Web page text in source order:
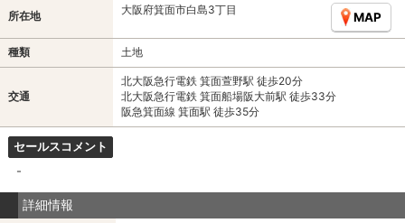
所在地 大阪府箕面市白島3丁目
MAP
種類 土地
交通
北大阪急行電鉄 箕面萱野駅 徒歩20分
北大阪急行電鉄 箕面船場阪大前駅 徒歩33分
阪急箕面線 箕面駅 徒歩35分
セールスコメント
-
詳細情報